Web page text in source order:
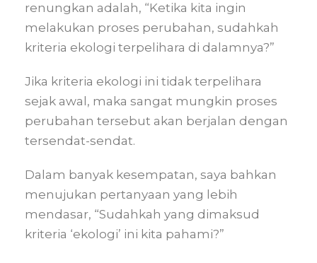
renungkan adalah, “Ketika kita ingin
melakukan proses perubahan, sudahkah
kriteria ekologi terpelihara di dalamnya?”
Jika kriteria ekologi ini tidak terpelihara
sejak awal, maka sangat mungkin proses
perubahan tersebut akan berjalan dengan
tersendat-sendat.
Dalam banyak kesempatan, saya bahkan
menujukan pertanyaan yang lebih
mendasar, “Sudahkah yang dimaksud
kriteria ‘ekologi’ ini kita pahami?”